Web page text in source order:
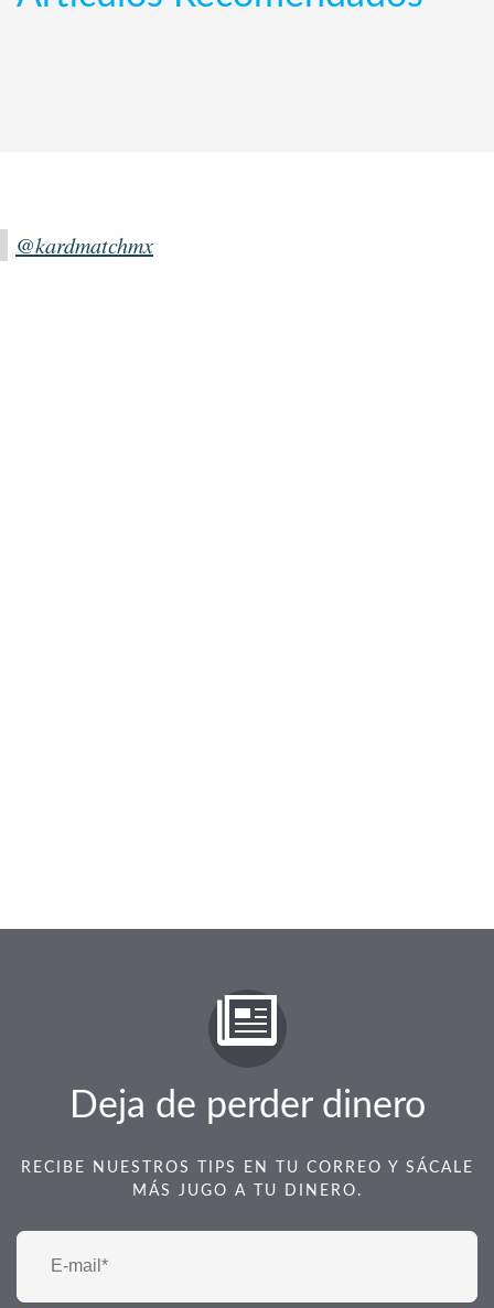
@kardmatchmx
Deja de perder dinero
RECIBE NUESTROS TIPS EN TU CORREO Y SÁCALE
MÁS JUGO A TU DINERO.